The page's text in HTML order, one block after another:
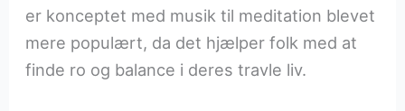
er konceptet med musik til meditation blevet
mere populært, da det hjælper folk med at
finde ro og balance i deres travle liv.